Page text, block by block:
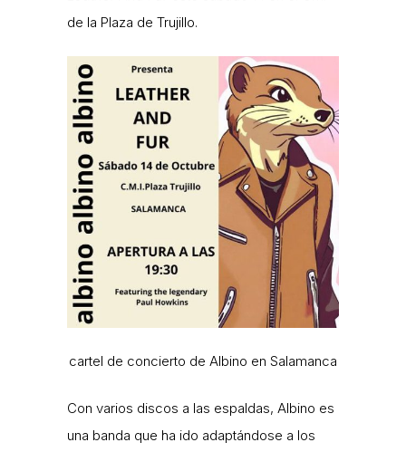
de la Plaza de Trujillo.
cartel de concierto de Albino en Salamanca
Con varios discos a las espaldas, Albino es
una banda que ha ido adaptándose a los